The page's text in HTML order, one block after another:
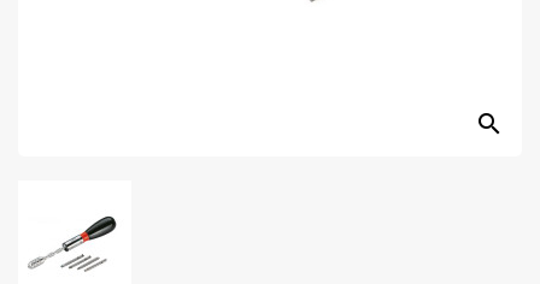
search